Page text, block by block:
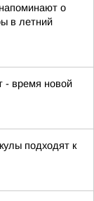
о
в летний
- время новой
подходят к